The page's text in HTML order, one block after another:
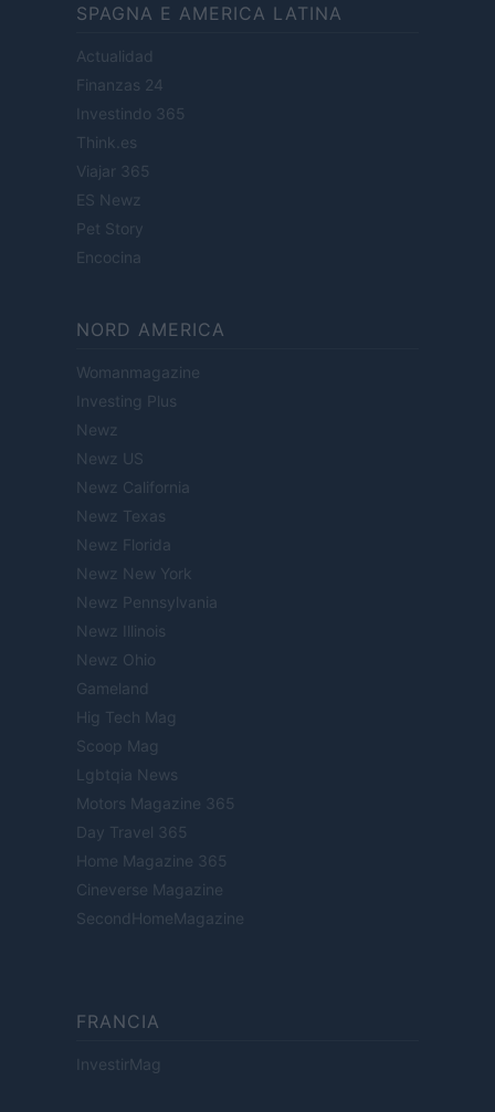
SPAGNA E AMERICA LATINA
Actualidad
Finanzas 24
Investindo 365
Think.es
Viajar 365
ES Newz
Pet Story
Encocina
NORD AMERICA
Womanmagazine
Investing Plus
Newz
Newz US
Newz California
Newz Texas
Newz Florida
Newz New York
Newz Pennsylvania
Newz Illinois
Newz Ohio
Gameland
Hig Tech Mag
Scoop Mag
Lgbtqia News
Motors Magazine 365
Day Travel 365
Home Magazine 365
Cineverse Magazine
SecondHomeMagazine
FRANCIA
InvestirMag